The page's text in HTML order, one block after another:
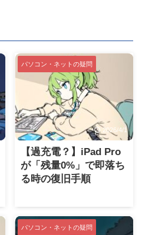
パソコン・ネットの疑問
2026/4/1
【過充電？】iPad Pro
が「残量0%」で即落ち
る時の復旧手順
パソコン・ネットの疑問